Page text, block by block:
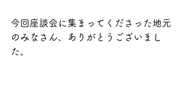
今回座談会に集まってくださった地元
のみなさん、ありがとうございまし
た。